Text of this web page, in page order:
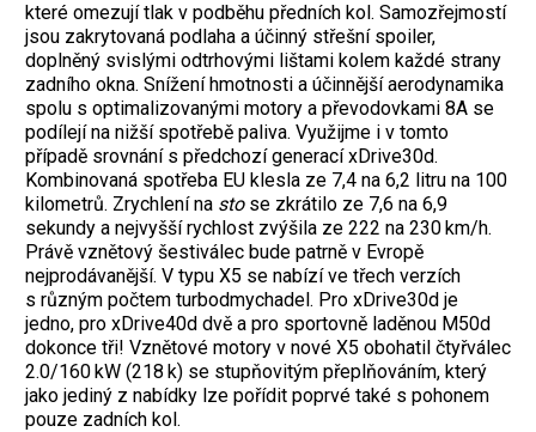
které omezují tlak v podběhu předních kol. Samozřejmostí
jsou zakrytovaná podlaha a účinný střešní spoiler,
doplněný svislými odtrhovými lištami kolem každé strany
zadního okna. Snížení hmotnosti a účinnější aerodynamika
spolu s optimalizovanými motory a převodovkami 8A se
podílejí na nižší spotřebě paliva. Využijme i v tomto
případě srovnání s předchozí generací xDrive30d.
Kombinovaná spotřeba EU klesla ze 7,4 na 6,2 litru na 100
kilometrů. Zrychlení na stose zkrátilo ze 7,6 na 6,9
sekundy a nejvyšší rychlost zvýšila ze 222 na 230 km/h.
Právě vznětový šestiválec bude patrně v Evropě
nejprodávanější. V typu X5 se nabízí ve třech verzích
s různým počtem turbodmychadel. Pro xDrive30d je
jedno, pro xDrive40d dvě a pro sportovně laděnou M50d
dokonce tři! Vznětové motory v nové X5 obohatil čtyřválec
2.0/160 kW (218 k) se stupňovitým přeplňováním, který
jako jediný z nabídky lze pořídit poprvé také s pohonem
pouze zadních kol.